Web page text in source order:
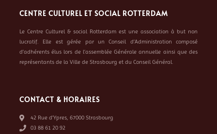
CENTRE CULTUREL ET SOCIAL ROTTERDAM
Le Centre Culturel & social Rotterdam est une association à but non
lucratif. Elle est gérée par un Conseil d’Administration composé
d’adhérents élus lors de l’assemblée Générale annuelle ainsi que des
représentants de la Ville de Strasbourg et du Conseil Général.
CONTACT & HORAIRES
42 Rue d’Ypres, 67000 Strasbourg
03 88 61 20 92